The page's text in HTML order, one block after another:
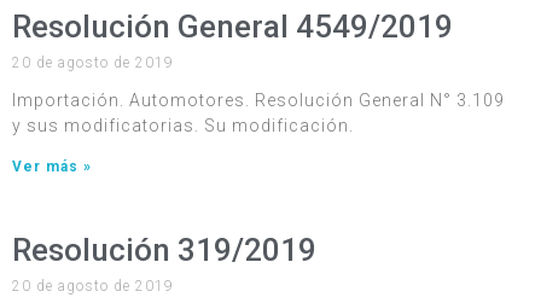
Resolución General 4549/2019
20 de agosto de 2019
Importación. Automotores. Resolución General N° 3.109
y sus modificatorias. Su modificación.
Ver más »
Resolución 319/2019
20 de agosto de 2019